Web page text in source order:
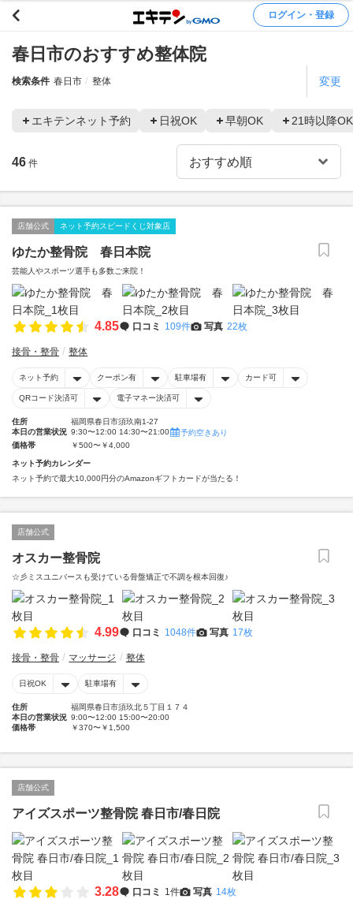
ログイン・登録
春日市のおすすめ整体院
検索条件 春日市 整体 変更
エキテンネット予約 日祝OK 早朝OK 21時以降OK
46 件
店舗公式 ネット予約スピードくじ対象店
ゆたか整骨院 春日本院
芸能人やスポーツ選手も多数ご来院！
4.85 口コミ 109件 写真 22枚
接骨・整骨 整体
ネット予約 クーポン有 駐車場有 カード可
QRコード決済可 電子マネー決済可
住所
福岡県春日市須玖南1-27
本日の営業状況 9:30〜12:00 14:30〜21:00
予約空きあり
価格帯
￥500〜￥4,000
ネット予約カレンダー
ネット予約で最大10,000円分のAmazonギフトカードが当たる！
店舗公式
オスカー整骨院
☆彡ミスユニバースも受けている骨盤矯正で不調を根本回復♪
4.99 口コミ 1048件 写真 17枚
接骨・整骨 マッサージ 整体
日祝OK 駐車場有
住所
福岡県春日市須玖北５丁目１７４
本日の営業状況 9:00〜12:00 15:00〜20:00
価格帯
￥370〜￥1,500
店舗公式
アイズスポーツ整骨院 春日市/春日院
3.28 口コミ 1件 写真 14枚